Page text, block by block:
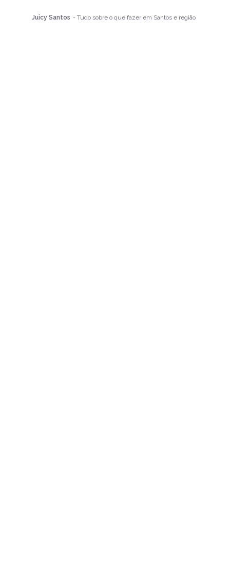
Juicy Santos - Tudo sobre o que fazer em Santos e região